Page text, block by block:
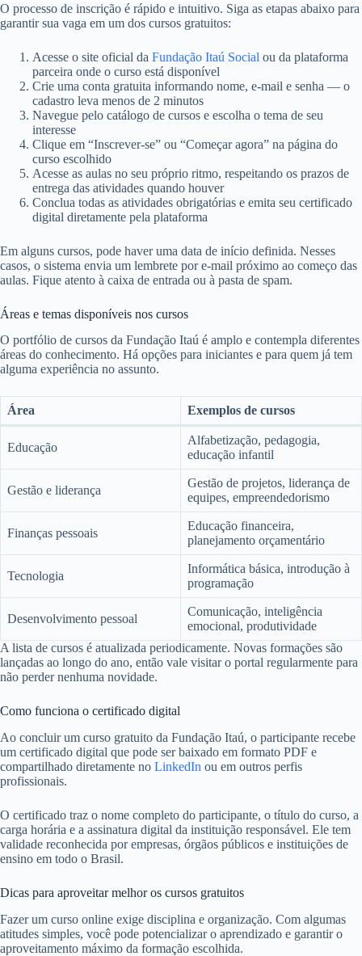
O processo de inscrição é rápido e intuitivo. Siga as etapas abaixo para
garantir sua vaga em um dos cursos gratuitos:
Acesse o site oficial da Fundação Itaú Social ou da plataforma
parceira onde o curso está disponível
Crie uma conta gratuita informando nome, e-mail e senha — o
cadastro leva menos de 2 minutos
Navegue pelo catálogo de cursos e escolha o tema de seu
interesse
Clique em “Inscrever-se” ou “Começar agora” na página do
curso escolhido
Acesse as aulas no seu próprio ritmo, respeitando os prazos de
entrega das atividades quando houver
Conclua todas as atividades obrigatórias e emita seu certificado
digital diretamente pela plataforma
Em alguns cursos, pode haver uma data de início definida. Nesses
casos, o sistema envia um lembrete por e-mail próximo ao começo das
aulas. Fique atento à caixa de entrada ou à pasta de spam.
Áreas e temas disponíveis nos cursos
O portfólio de cursos da Fundação Itaú é amplo e contempla diferentes
áreas do conhecimento. Há opções para iniciantes e para quem já tem
alguma experiência no assunto.
Área Exemplos de cursos
Educação
Alfabetização, pedagogia,
educação infantil
Gestão e liderança
Gestão de projetos, liderança de
equipes, empreendedorismo
Finanças pessoais
Educação financeira,
planejamento orçamentário
Tecnologia
Informática básica, introdução à
programação
Desenvolvimento pessoal
Comunicação, inteligência
emocional, produtividade
A lista de cursos é atualizada periodicamente. Novas formações são
lançadas ao longo do ano, então vale visitar o portal regularmente para
não perder nenhuma novidade.
Como funciona o certificado digital
Ao concluir um curso gratuito da Fundação Itaú, o participante recebe
um certificado digital que pode ser baixado em formato PDF e
compartilhado diretamente no LinkedIn ou em outros perfis
profissionais.
O certificado traz o nome completo do participante, o título do curso, a
carga horária e a assinatura digital da instituição responsável. Ele tem
validade reconhecida por empresas, órgãos públicos e instituições de
ensino em todo o Brasil.
Dicas para aproveitar melhor os cursos gratuitos
Fazer um curso online exige disciplina e organização. Com algumas
atitudes simples, você pode potencializar o aprendizado e garantir o
aproveitamento máximo da formação escolhida.